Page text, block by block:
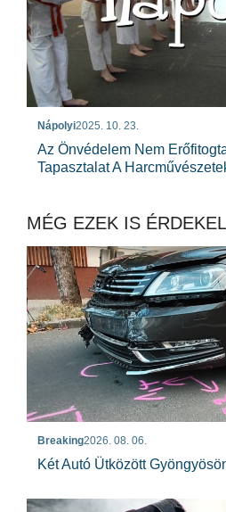
Nápolyi2025. 10. 23.
Az Önvédelem Nem
Tapasztalat A
MÉG EZEK IS
Breaking2026. 08. 06.
Két Autó Ütközött